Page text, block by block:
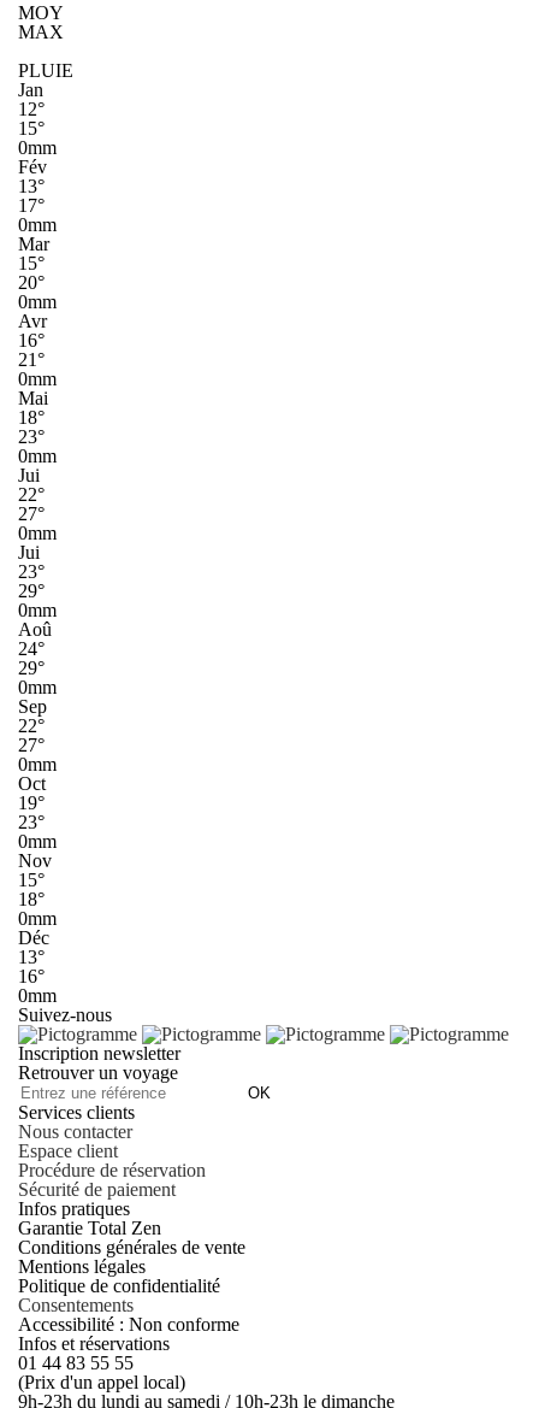
MOY
MAX
PLUIE
Jan
12°
15°
0mm
Fév
13°
17°
0mm
Mar
15°
20°
0mm
Avr
16°
21°
0mm
Mai
18°
23°
0mm
Jui
22°
27°
0mm
Jui
23°
29°
0mm
Aoû
24°
29°
0mm
Sep
22°
27°
0mm
Oct
19°
23°
0mm
Nov
15°
18°
0mm
Déc
13°
16°
0mm
Suivez-nous
Inscription newsletter
Retrouver un voyage
OK
Services clients
Nous contacter
Espace client
Procédure de réservation
Sécurité de paiement
Infos pratiques
Garantie Total Zen
Conditions générales de vente
Mentions légales
Politique de confidentialité
Consentements
Accessibilité : Non conforme
Infos et réservations
01 44 83 55 55
(Prix d'un appel local)
9h-23h du lundi au samedi / 10h-23h le dimanche